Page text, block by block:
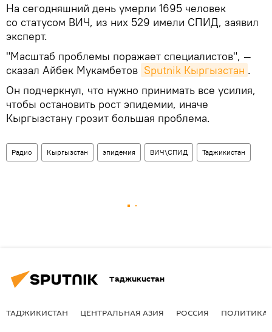
На сегодняшний день умерли 1695 человек
со статусом ВИЧ, из них 529 имели СПИД, заявил
эксперт.
"Масштаб проблемы поражает специалистов", —
сказал Айбек Мукамбетов Sputnik Кыргызстан .
Он подчеркнул, что нужно принимать все усилия,
чтобы остановить рост эпидемии, иначе
Кыргызстану грозит большая проблема.
Радио Кыргызстан эпидемия ВИЧ\СПИД Таджикистан
Таджикистан
ТАДЖИКИСТАН ЦЕНТРАЛЬНАЯ АЗИЯ РОССИЯ ПОЛИТИКА